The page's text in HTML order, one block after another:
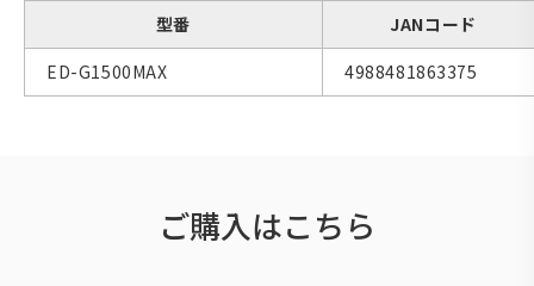
型番
JANコード
ED-G1500MAX
4988481863375
ご購入はこちら